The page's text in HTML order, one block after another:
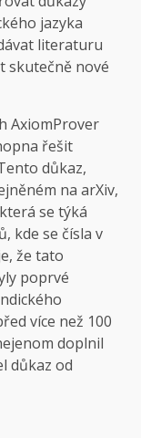
jazyka
literaturu
skutečně nové
AxiomProver
řešit
důkaz,
na arXiv,
se týká
kde se čísla v
že tato
poprvé
více než 100
doplnil
důkaz od